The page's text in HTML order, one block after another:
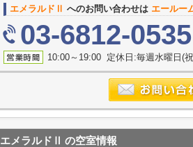
エメラルドⅡ へのお問い合わせは エールー
03-6812-0535
10:00～19:00 定休日:毎週水曜日(
エメラルドⅡ の空室情報